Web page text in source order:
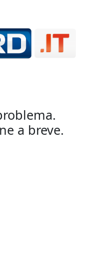
a breve.